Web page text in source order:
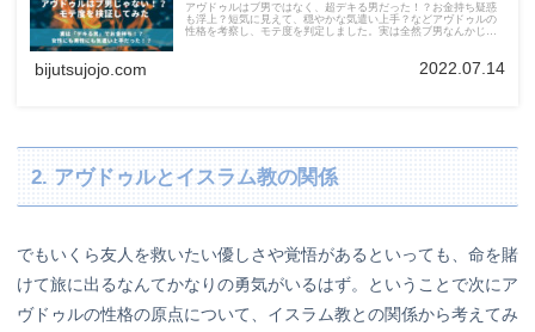
アヴドゥルはブ男ではなく、超デキる男だった！？お金持ち疑惑
も浮上？短気に見えて、穏やかな気遣い上手？などアヴドゥルの
性格を考察し、モテ度を判定しました。実は全然ブ男なんかじゃ
bijutsujojo.com 2022.07.14
2. アヴドゥルとイスラム教の関係
でもいくら友人を救いたい優しさや覚悟があるといっても、命を賭
けて旅に出るなんてかなりの勇気がいるはず。ということで次にア
ヴドゥルの性格の原点について、イスラム教との関係から考えてみ